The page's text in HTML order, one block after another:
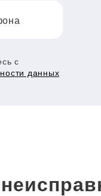
с
данных